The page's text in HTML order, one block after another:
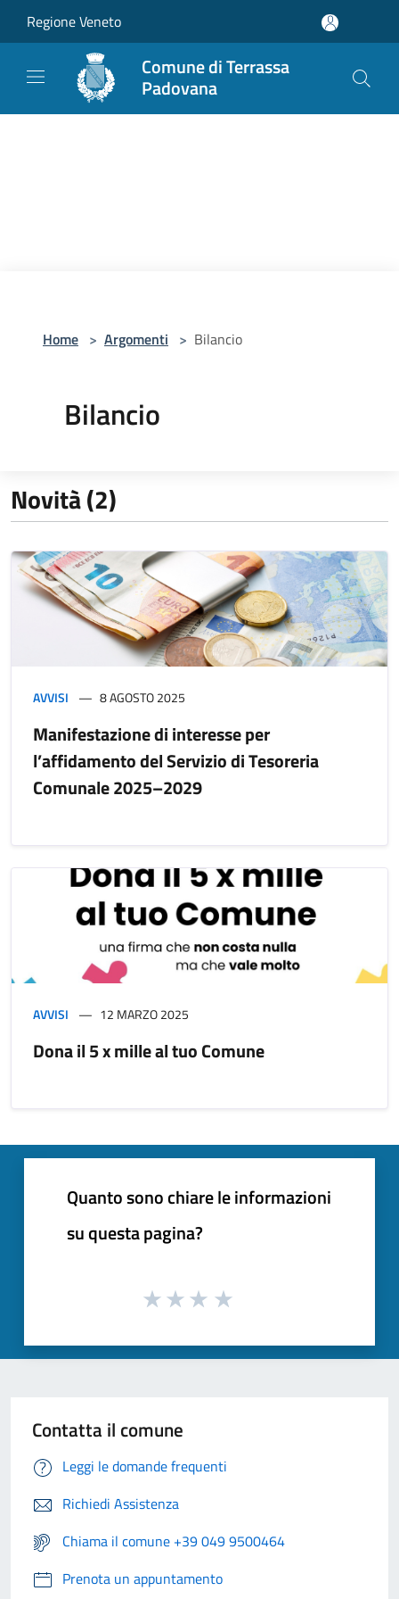
Regione Veneto
Comune di Terrassa
Padovana
Home > Argomenti > Bilancio
Bilancio
Novità (2)
AVVISI 8 AGOSTO 2025
Manifestazione di interesse per
l’affidamento del Servizio di Tesoreria
Comunale 2025–2029
AVVISI 12 MARZO 2025
Dona il 5 x mille al tuo Comune
Quanto sono chiare le informazioni
su questa pagina?
Contatta il comune
Leggi le domande frequenti
Richiedi Assistenza
Chiama il comune +39 049 9500464
Prenota un appuntamento